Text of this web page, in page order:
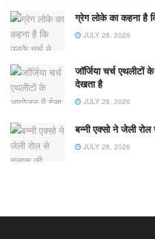
ग्रेग लोके का कहना है
JULY 28, 2026
जॉर्जिया चर्च
देखता है
JULY 28, 2026
बन्नी एक्सो ने जेली
JULY 28, 2026